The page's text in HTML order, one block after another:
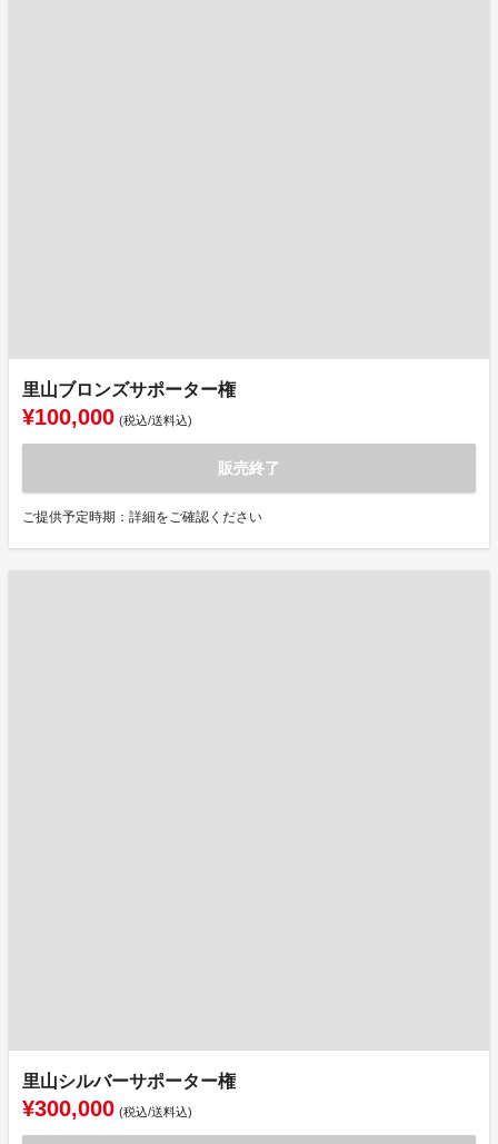
里山ブロンズサポーター権
¥100,000 (税込/送料込)
販売終了
ご提供予定時期：詳細をご確認ください
里山シルバーサポーター権
¥300,000 (税込/送料込)